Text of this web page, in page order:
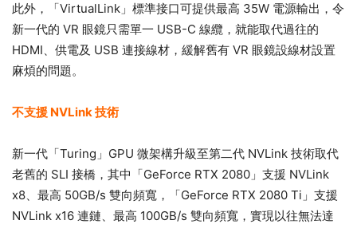
此外，「VirtualLink」標準接口可提供最高 35W 電源輸出，令
新一代的 VR 眼鏡只需單一 USB-C 線纜，就能取代過往的
HDMI、供電及 USB 連接線材，緩解舊有 VR 眼鏡設線材設置
麻煩的問題。
不支援 NVLink 技術
新一代「Turing」GPU 微架構升級至第二代 NVLink 技術取代
老舊的 SLI 接橋，其中「GeForce RTX 2080」支援 NVLink
x8、最高 50GB/s 雙向頻寬，「GeForce RTX 2080 Ti」支援
NVLink x16 連鏈、最高 100GB/s 雙向頻寬，實現以往無法達